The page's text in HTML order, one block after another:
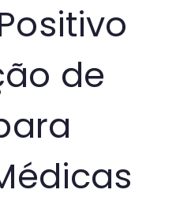
de